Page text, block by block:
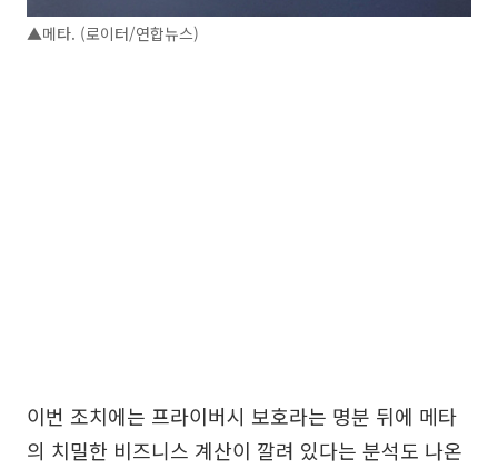
▲메타. (로이터/연합뉴스)
이번 조치에는 프라이버시 보호라는 명분 뒤에 메타
의 치밀한 비즈니스 계산이 깔려 있다는 분석도 나온